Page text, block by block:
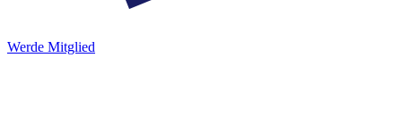
Werde Mitglied